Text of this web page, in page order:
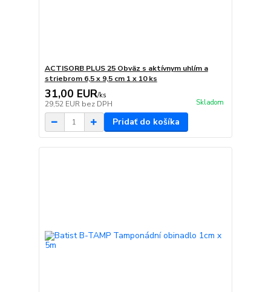
ACTISORB PLUS 25 Obväz s aktívnym uhlím a
striebrom 6,5 x 9,5 cm 1 x 10 ks
31,00 EUR/ks
29,52 EUR bez DPH Skladom
Pridať do košíka